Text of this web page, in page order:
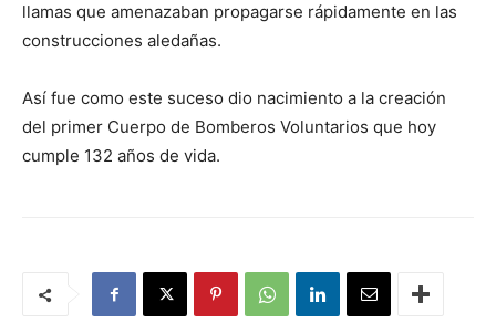
llamas que amenazaban propagarse rápidamente en las
construcciones aledañas.
Así fue como este suceso dio nacimiento a la creación
del primer Cuerpo de Bomberos Voluntarios que hoy
cumple 132 años de vida.